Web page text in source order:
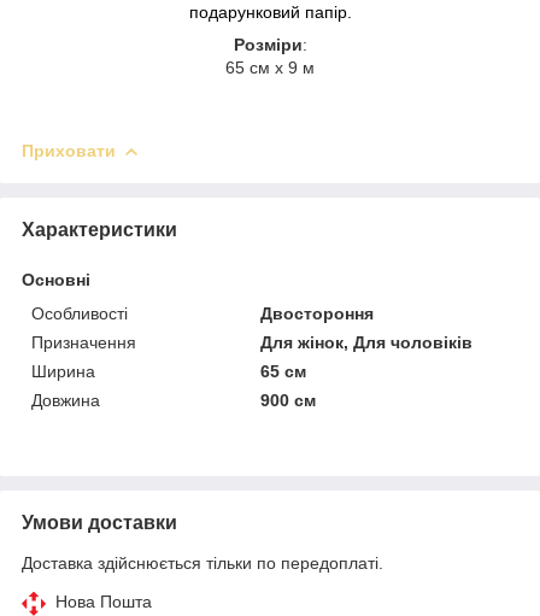
подарунковий папір.
Розміри:
65 см х 9 м
Приховати
Характеристики
Основні
Особливості
Двостороння
Призначення
Для жінок, Для чоловіків
Ширина
65 см
Довжина
900 см
Умови доставки
Доставка здійснюється тільки по передоплаті.
Нова Пошта